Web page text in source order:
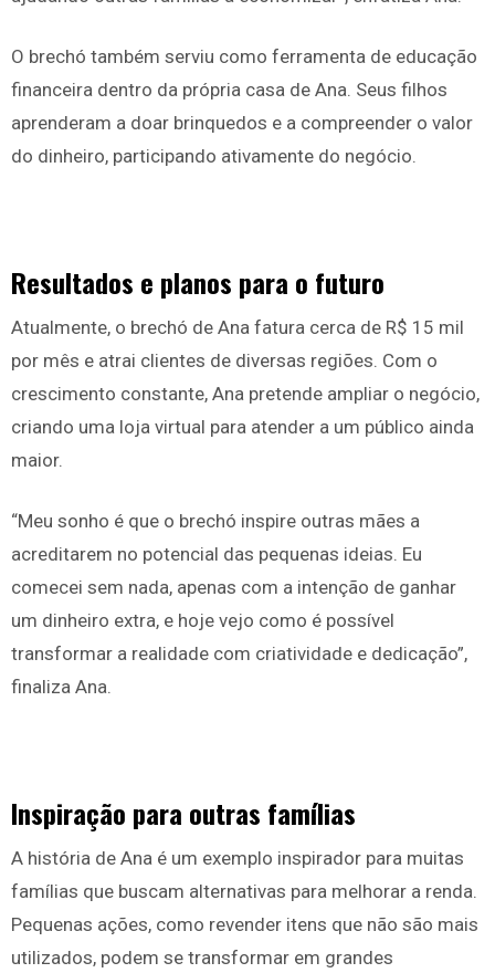
O brechó também serviu como ferramenta de educação
financeira dentro da própria casa de Ana. Seus filhos
aprenderam a doar brinquedos e a compreender o valor
do dinheiro, participando ativamente do negócio.
Resultados e planos para o futuro
Atualmente, o brechó de Ana fatura cerca de R$ 15 mil
por mês e atrai clientes de diversas regiões. Com o
crescimento constante, Ana pretende ampliar o negócio,
criando uma loja virtual para atender a um público ainda
maior.
“Meu sonho é que o brechó inspire outras mães a
acreditarem no potencial das pequenas ideias. Eu
comecei sem nada, apenas com a intenção de ganhar
um dinheiro extra, e hoje vejo como é possível
transformar a realidade com criatividade e dedicação”,
finaliza Ana.
Inspiração para outras famílias
A história de Ana é um exemplo inspirador para muitas
famílias que buscam alternativas para melhorar a renda.
Pequenas ações, como revender itens que não são mais
utilizados, podem se transformar em grandes